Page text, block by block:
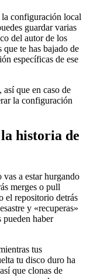
configuración local
guardar varias
del autor de los
que te has bajado de
específicas de ese
que en caso de
la configuración
historia de
vas a estar hurgando
merges o pull
el repositorio detrás
y «recuperas»
pueden haber
tus
tu disco duro ha
que clonas de